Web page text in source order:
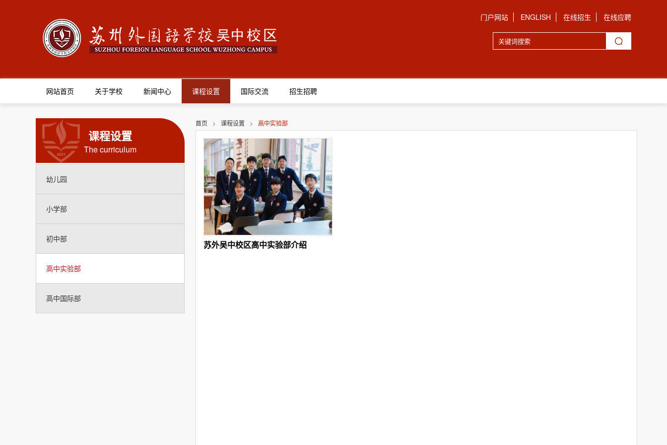
门户网站 ENGLISH 在线招生 在线应聘
网站首页 关于学校 新闻中心 课程设置 国际交流 招生招聘
课程设置
The curriculum
幼儿园
小学部
初中部
高中实验部
高中国际部
首页 > 课程设置 > 高中实验部
苏外吴中校区高中实验部介绍